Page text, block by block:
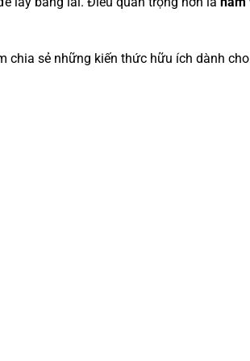
chia sẻ những kiến thức hữu ích dành